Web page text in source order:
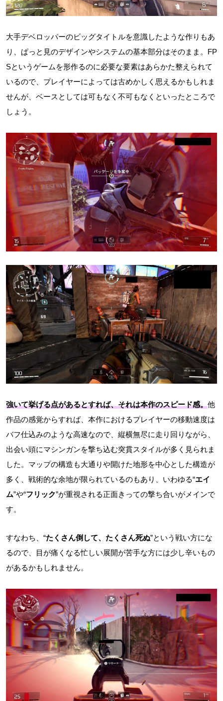
大手デベロッパーのビッグタイトルを意識したような作りもあ
り、ぱっと見のデザインやシステムの基本部分はそのまま。FP
Sというゲームを形作るのに必要な要素はあらかた整えられて
いるので、プレイヤーによっては古めかしく思えるかもしれま
せんが、ベースとしては可もなく不可もなくといったところで
しょう。
強いて挙げる点があるとすれば、それは本作のスピード感。他
作品の感覚からすれば、本作におけるプレイヤーの移動速度は
バフ仕込みのような高速なので、縦横無尽に走り回りながら、
出会い頭にマシンガンを撃ち込む突貫スタイルが多く見られま
した。マップの構造も大通りや開けた地形を中心とした構造が
多く、戦術的な余地が限られているのもあり、いわゆる“エイ
ム”や“フリック”が重視される正面きっての撃ち合いがメインで
す。
すなわち、“たくさん倒して、たくさん死ぬ”という戦い方にな
るので、目が痛くなる忙しい展開が苦手な方には少し辛いもの
があるかもしれません。